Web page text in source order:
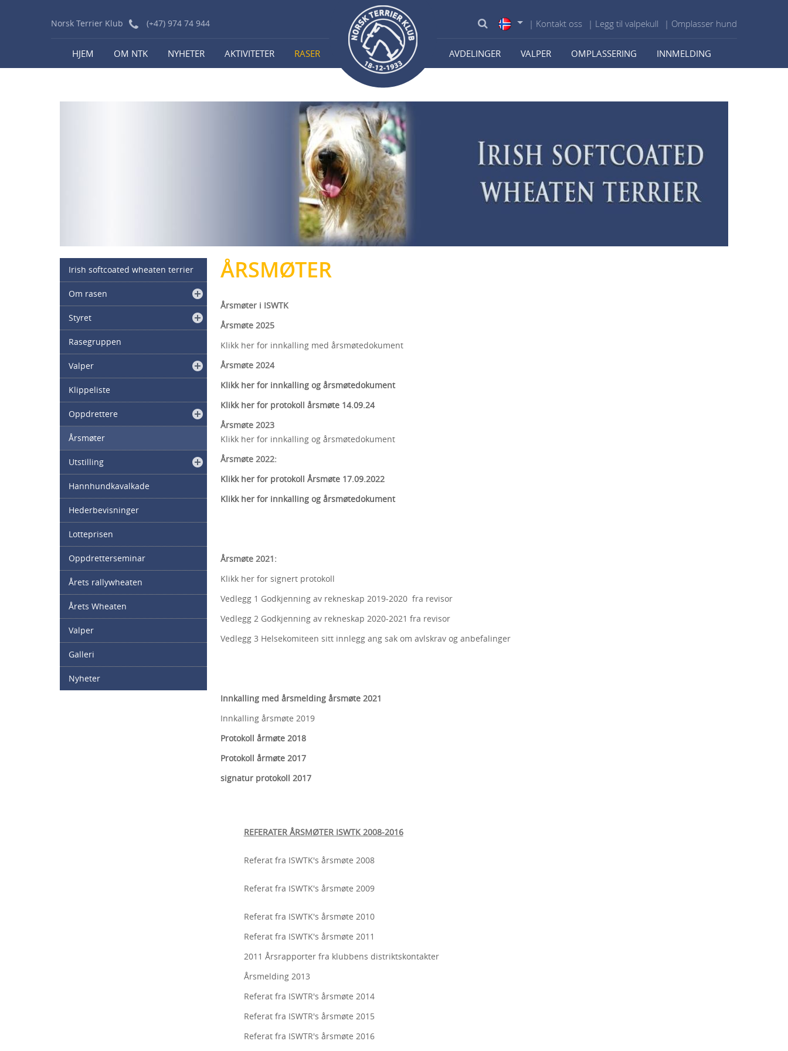
Norsk Terrier Klub (+47) 974 74 944 | Kontakt oss | Legg til valpekull | Omplasser hund
HJEM OM NTK NYHETER AKTIVITETER RASER AVDELINGER VALPER OMPLASSERING INNMELDING
Irish softcoated wheaten terrier
Om rasen
Styret
Rasegruppen
Valper
Klippeliste
Oppdrettere
Årsmøter
Utstilling
Hannhundkavalkade
Hederbevisninger
Lotteprisen
Oppdretterseminar
Årets rallywheaten
Årets Wheaten
Valper
Galleri
Nyheter
ÅRSMØTER
Årsmøter i ISWTK
Årsmøte 2025
Klikk her for innkalling med årsmøtedokument
Årsmøte 2024
Klikk her for innkalling og årsmøtedokument
Klikk her for protokoll årsmøte 14.09.24
Årsmøte 2023
Klikk her for innkalling og årsmøtedokument
Årsmøte 2022:
Klikk her for protokoll Årsmøte 17.09.2022
Klikk her for innkalling og årsmøtedokument
Årsmøte 2021:
Klikk her for signert protokoll
Vedlegg 1 Godkjenning av rekneskap 2019-2020 fra revisor
Vedlegg 2 Godkjenning av rekneskap 2020-2021 fra revisor
Vedlegg 3 Helsekomiteen sitt innlegg ang sak om avlskrav og anbefalinger
Innkalling med årsmelding årsmøte 2021
Innkalling årsmøte 2019
Protokoll årmøte 2018
Protokoll årmøte 2017
signatur protokoll 2017
REFERATER ÅRSMØTER ISWTK 2008-2016
Referat fra ISWTK's årsmøte 2008
Referat fra ISWTK's årsmøte 2009
Referat fra ISWTK's årsmøte 2010
Referat fra ISWTK's årsmøte 2011
2011 Årsrapporter fra klubbens distriktskontakter
Årsmelding 2013
Referat fra ISWTR's årsmøte 2014
Referat fra ISWTR's årsmøte 2015
Referat fra ISWTR's årsmøte 2016